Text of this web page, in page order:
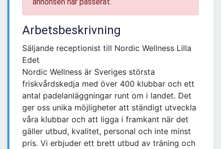
annonsen har passerat.
Arbetsbeskrivning
Säljande receptionist till Nordic Wellness Lilla
Edet
Nordic Wellness är Sveriges största
friskvårdskedja med över 400 klubbar och ett
antal padelanläggningar runt om i landet. Det
ger oss unika möjligheter att ständigt utveckla
våra klubbar och att ligga i framkant när det
gäller utbud, kvalitet, personal och inte minst
pris. Vi erbjuder ett brett utbud av träning och